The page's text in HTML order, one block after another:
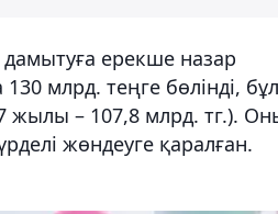
ерекше назар
млрд. теңге бөлінді, бұл
жылы – 107,8 млрд. тг.).
жөндеуге қаралған.